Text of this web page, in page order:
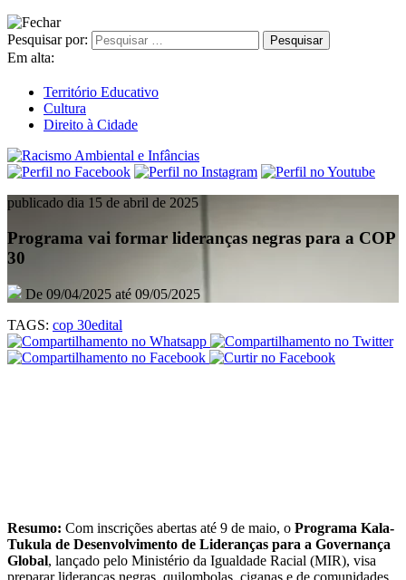
Pesquisar por:
Em alta:
Território Educativo
Cultura
Direito à Cidade
publicado dia 15 de abril de 2025
Programa vai formar lideranças negras para a COP
30
De 09/04/2025 até 09/05/2025
TAGS: cop 30edital
Resumo: Com inscrições abertas até 9 de maio, o Programa Kala-
Tukula de Desenvolvimento de Lideranças para a Governança
Global, lançado pelo Ministério da Igualdade Racial (MIR), visa